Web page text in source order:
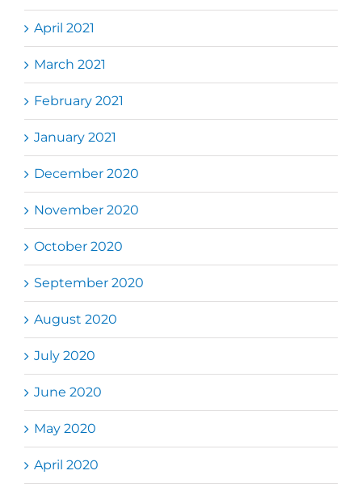
April 2021
March 2021
February 2021
January 2021
December 2020
November 2020
October 2020
September 2020
August 2020
July 2020
June 2020
May 2020
April 2020